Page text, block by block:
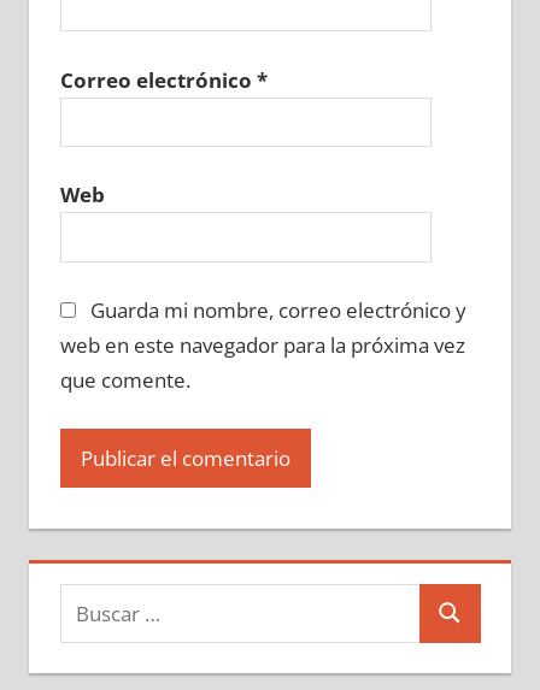
Correo electrónico *
Web
Guarda mi nombre, correo electrónico y
web en este navegador para la próxima vez
que comente.
Buscar